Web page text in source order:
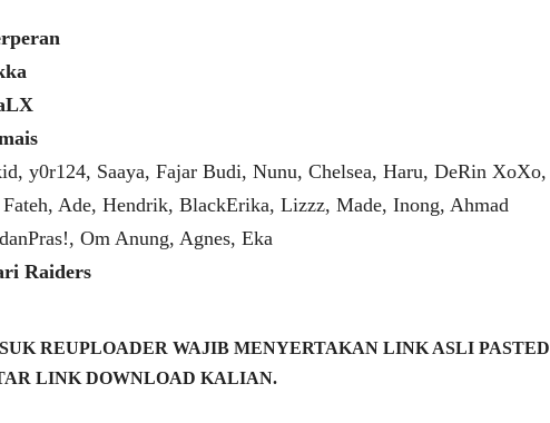
y0r124, Saaya, Fajar Budi, Nunu, Chelsea, Haru, DeRin XoXo,
Fateh, Ade, Hendrik, BlackErika, Lizzz, Made, Inong, Ahmad
Om Anung, Agnes, Eka
Raiders
REUPLOADER WAJIB MENYERTAKAN LINK ASLI PASTED
LINK DOWNLOAD KALIAN.